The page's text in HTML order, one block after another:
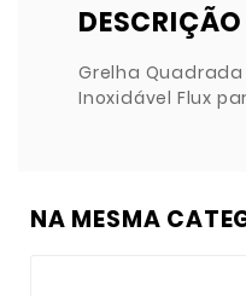
DESCRIÇÃO
Grelha Quadrada
Inoxidável Flux
NA MESMA